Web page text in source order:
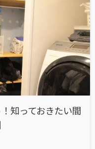
知っておきたい間